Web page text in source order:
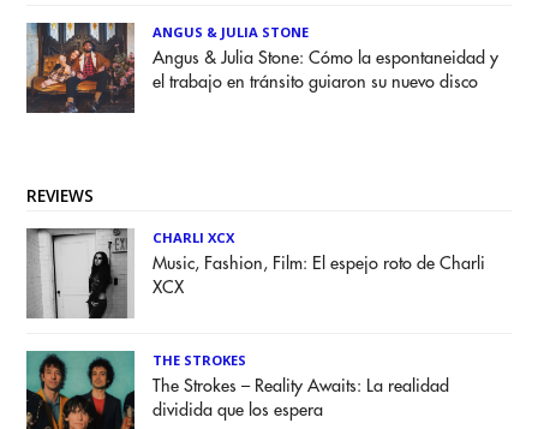
ANGUS & JULIA STONE
Angus & Julia Stone: Cómo la espontaneidad y
el trabajo en tránsito guiaron su nuevo disco
REVIEWS
CHARLI XCX
Music, Fashion, Film: El espejo roto de Charli
XCX
THE STROKES
The Strokes – Reality Awaits: La realidad
dividida que los espera